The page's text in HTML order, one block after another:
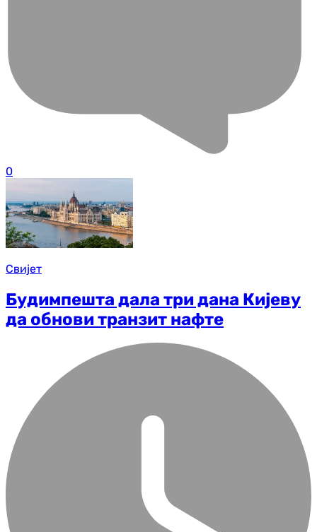
0
Свијет
Будимпешта дала три дана Кијеву
да обнови транзит нафте